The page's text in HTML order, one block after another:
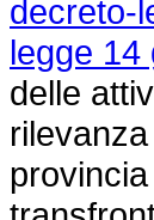
decreto-
legge 14
delle